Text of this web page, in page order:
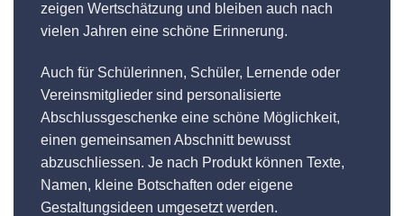
zeigen Wertschätzung und bleiben auch nach
vielen Jahren eine schöne Erinnerung.
Auch für Schülerinnen, Schüler, Lernende oder
Vereinsmitglieder sind personalisierte
Abschlussgeschenke eine schöne Möglichkeit,
einen gemeinsamen Abschnitt bewusst
abzuschliessen. Je nach Produkt können Texte,
Namen, kleine Botschaften oder eigene
Gestaltungsideen umgesetzt werden.